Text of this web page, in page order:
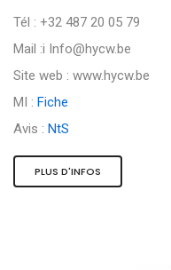
Tél : +32 487 20 05 79
Mail :i Info@hycw.be
Site web : www.hycw.be
MI : Fiche
Avis : NtS
PLUS D'INFOS